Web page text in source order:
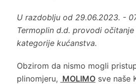
U razdoblju od 29.06.2023. -
Termoplin d.d. provodi
kategorije kućanstva.
Obzirom da nismo mogli
plinomjeru, MOLIMOsve naše